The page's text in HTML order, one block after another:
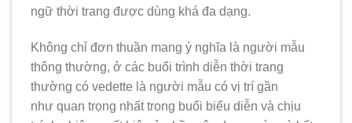
ngữ thời trang được dùng khá đa dạng.
Không chỉ đơn thuần mang ý nghĩa là người mẫu
thông thường, ở các buổi trình diễn thời trang
thường có vedette là người mẫu có vị trí gần
như quan trọng nhất trong buổi biểu diễn và chịu